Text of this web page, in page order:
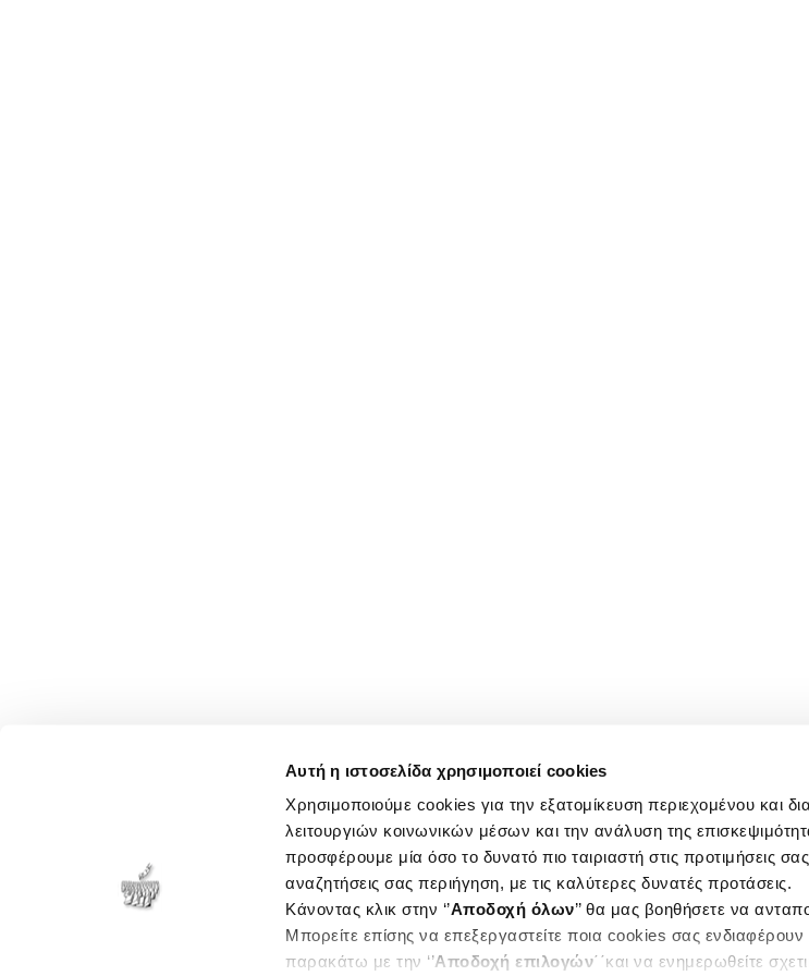
Αυτή η ιστοσελίδα χρησιμοποιεί cookies
Χρησιμοποιούμε cookies για την εξατομίκευση περιεχομένου και
λειτουργιών κοινωνικών μέσων και την ανάλυση της
προσφέρουμε μία όσο το δυνατό πιο ταιριαστή στις προτιμήσεις
αναζητήσεις σας περιήγηση, με τις καλύτερες δυνατές προτάσεις.
Κάνοντας κλικ στην ‘’Αποδοχή όλων’’ θα μας βοηθήσετε να
Μπορείτε επίσης να επεξεργαστείτε ποια cookies σας ενδιαφέρουν
παρακάτω με την ‘’Αποδοχή επιλογών΄΄και να ενημερωθείτε